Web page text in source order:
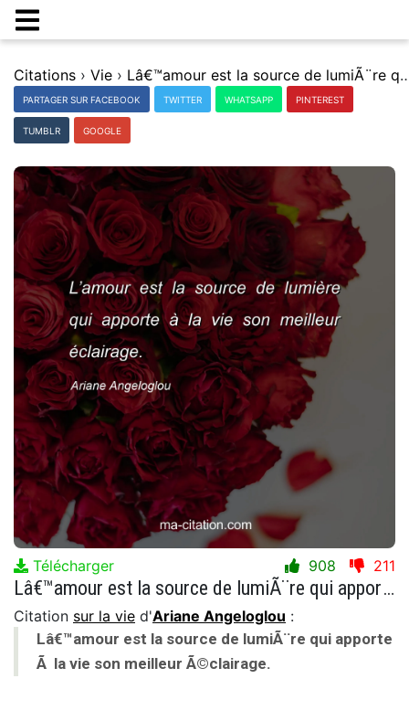
Citations › Vie › Lâ€™amour est la source de lumiÃ¨re
PARTAGER SUR FACEBOOK TWITTER WHATSAPP PINTEREST
TUMBLR GOOGLE
Télécharger 908 211
Lâ€™amour est la source de lumiÃ¨re qui apporte Ã la vie son meilleur Ã©clairage.
Citation sur la vie d'Ariane Angeloglou :
Lâ€™amour est la source de lumiÃ¨re qui apporte
Ã la vie son meilleur Ã©clairage.